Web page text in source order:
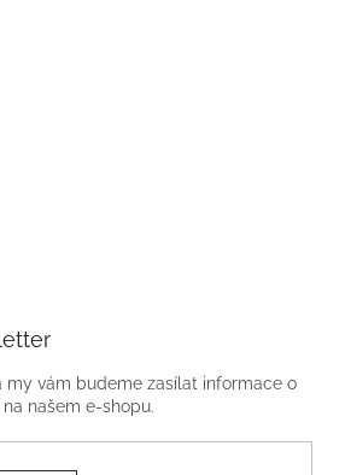
my vám budeme zasílat informace o
našem e-shopu.